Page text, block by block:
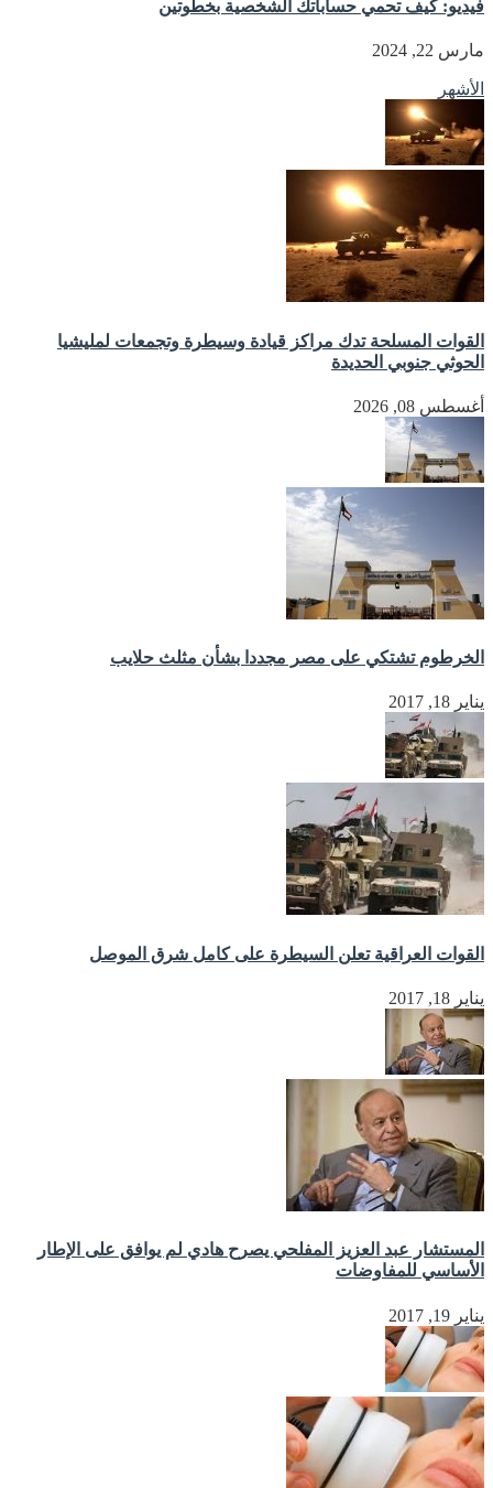
فيديو: كيف تحمي حساباتك الشخصية بخطوتين
مارس 22, 2024
الأشهر
القوات المسلحة تدك مراكز قيادة وسيطرة وتجمعات لمليشيا
الحوثي جنوبي الحديدة
أغسطس 08, 2026
الخرطوم تشتكي على مصر مجددا بشأن مثلث حلايب
يناير 18, 2017
القوات العراقية تعلن السيطرة على كامل شرق الموصل
يناير 18, 2017
المستشار عبد العزيز المفلحي يصرح هادي لم يوافق على الإطار
الأساسي للمفاوضات
يناير 19, 2017